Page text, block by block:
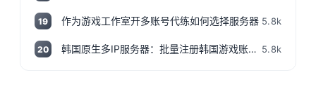
19 作为游戏工作室开多账号代练如何选择服务器 5.8k
20 韩国原生多IP服务器：批量注册韩国游戏账号神器 5.8k